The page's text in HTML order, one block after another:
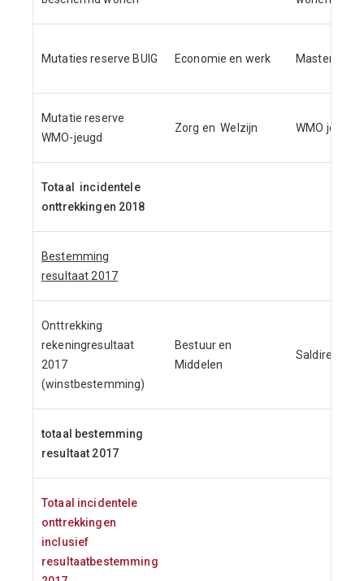
Mutaties reserve BUIG Economie en werk Masterplan
Mutatie reserve
WMO-jeugd
Zorg en Welzijn WMO jeugd
Totaal incidentele
onttrekkingen 2018
Bestemming
resultaat 2017
Onttrekking
rekeningresultaat
2017
(winstbestemming)
Bestuur en
Middelen
Saldireserve
totaal bestemming
resultaat 2017
Totaal incidentele
onttrekkingen
inclusief
resultaatbestemming